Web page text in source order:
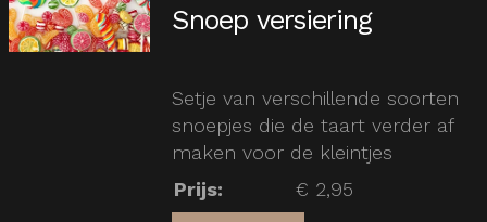
Snoep versiering
Setje van verschillende soorten
snoepjes die de taart verder af
maken voor de kleintjes
Prijs: € 2,95